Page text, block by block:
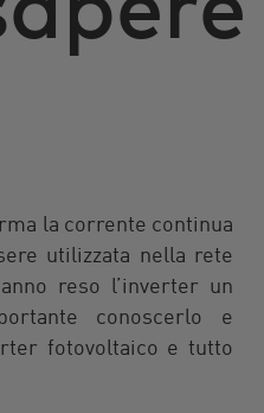
la corrente continua
utilizzata nella rete
reso l’inverter un
conoscerlo e
fotovoltaico e tutto